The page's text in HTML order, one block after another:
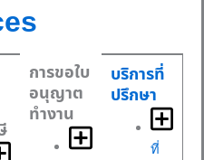
การขอใบ
อนุญาต
ทำงาน
บริการที่
ปรึกษา
ที่